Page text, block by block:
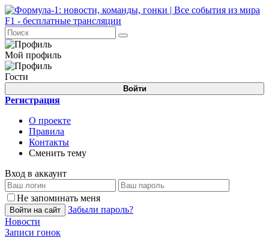
Мой профиль
Гости
Войти
Регистрация
О проекте
Правила
Контакты
Сменить тему
Вход в аккаунт
Не запоминать меня
Войти на сайт
Забыли пароль?
Новости
Записи гонок